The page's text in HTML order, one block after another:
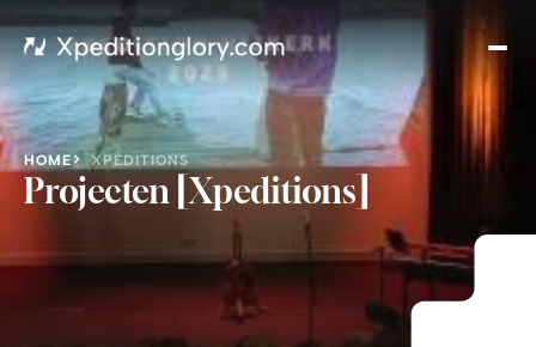
HOME XPEDITIONS
Projecten [Xpeditions]